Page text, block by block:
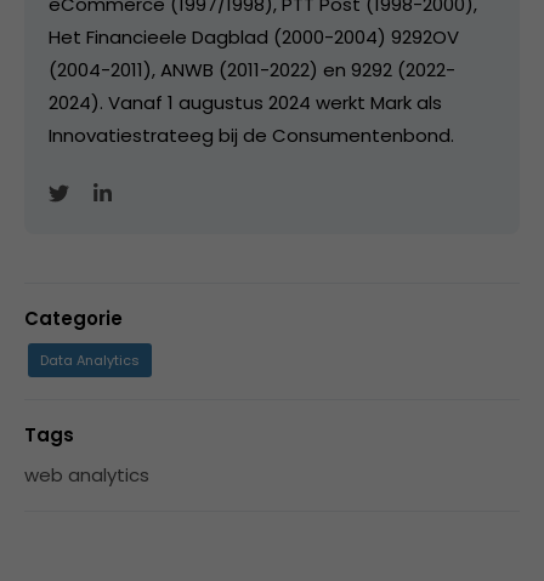
Het Financieele Dagblad (2000-2004) 9292OV
(2004-2011), ANWB (2011-2022) en 9292 (2022-
2024). Vanaf 1 augustus 2024 werkt Mark als
Innovatiestrateeg bij de Consumentenbond.
Categorie
Data Analytics
Tags
web analytics